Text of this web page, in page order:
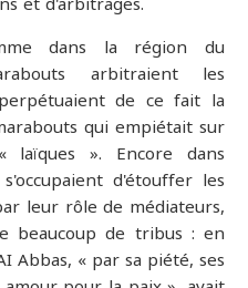
dans la région du
arbitraient les
de ce fait la
qui empiétait sur
». Encore dans
d'étouffer les
leur rôle de médiateurs,
beaucoup de tribus : en
Abbas, « par sa piété, ses